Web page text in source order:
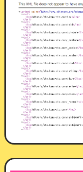
同じ出勤情報に
ございません。
通知設定の追
ページ編集内の
に、「本日の出勤
と、通知時刻の
通知する / 通
る」
通知時刻：
7:00）